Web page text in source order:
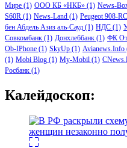
Мире (1) ООО КБ «НКБ» (1) News-
S60R (1) News-Land (1) Peugeot 908-RC
бен Абдель Азиз аль-Сауд (1) НДС (1)
Совкомбанк (1) Донхлеббанк (1) ФК
Ob-IPhone (1) SkyUp (1) Avianews.Info
(1) Mobi Blog (1) My-Mobil (1)
Росбанк (1)
Калейдоскоп: